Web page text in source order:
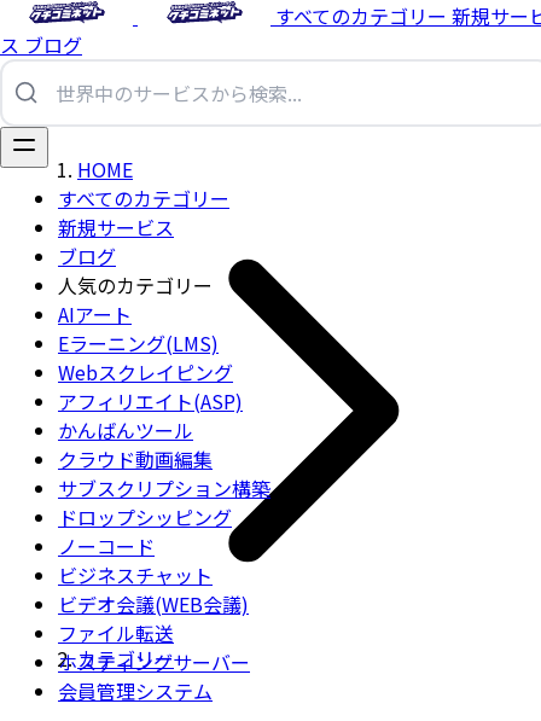
すべてのカテゴリー 新規サー
ス ブログ
すべてのカテゴリー
新規サービス
ブログ
人気のカテゴリー
AIアート
Eラーニング(LMS)
Webスクレイピング
アフィリエイト(ASP)
かんばんツール
クラウド動画編集
サブスクリプション構築
ドロップシッピング
ノーコード
ビジネスチャット
ビデオ会議(WEB会議)
ファイル転送
ホスティングサーバー
会員管理システム
HOME
カテゴリー